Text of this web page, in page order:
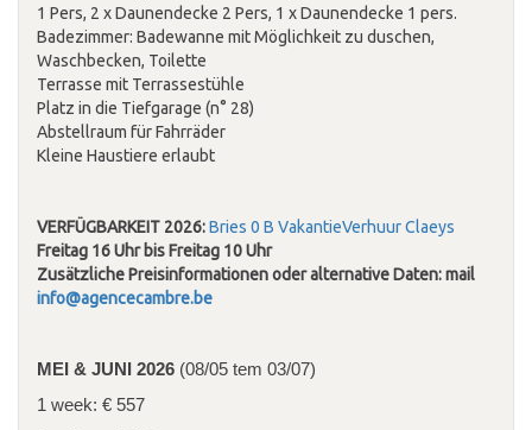
1 Pers, 2 x Daunendecke 2 Pers, 1 x Daunendecke 1 pers.
Badezimmer: Badewanne mit Möglichkeit zu duschen,
Waschbecken, Toilette
Terrasse mit Terrassestühle
Platz in die Tiefgarage (n° 28)
Abstellraum für Fahrräder
Kleine Haustiere erlaubt
VERFÜGBARKEIT 2026:Bries 0 B VakantieVerhuur Claeys
Freitag 16 Uhr bis Freitag 10 Uhr
Zusätzliche Preisinformationen oder alternative Daten: mail
info@agencecambre.be
MEI & JUNI 2026 (08/05 tem 03/07)
1 week: € 557